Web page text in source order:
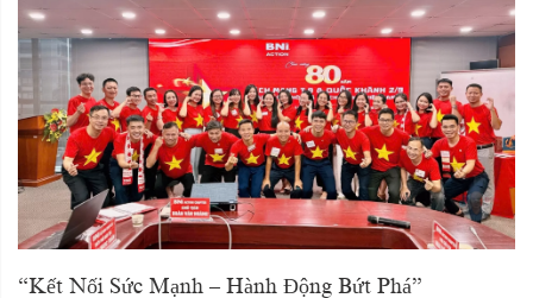
“Kết Nối Sức Mạnh – Hành Động Bứt Phá”